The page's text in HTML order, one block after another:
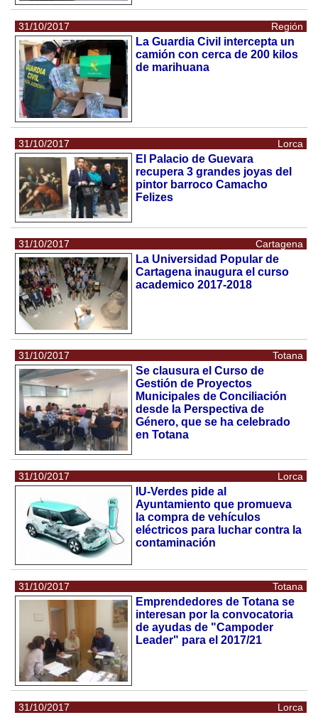
31/10/2017 Región
La Guardia Civil intercepta un
camión con cerca de 200 kilos
de marihuana
31/10/2017 Lorca
El Palacio de Guevara
recupera 3 grandes joyas del
pintor barroco Camacho
Felizes
31/10/2017 Cartagena
La Universidad Popular de
Cartagena inaugura el curso
academico 2017-2018
31/10/2017 Totana
Se clausura el Curso de
Gestión de Proyectos
Municipales de Conciliación
desde la Perspectiva de
Género, que se ha celebrado
en Totana
31/10/2017 Lorca
IU-Verdes pide al
Ayuntamiento que promueva
la compra de vehículos
eléctricos para luchar contra la
contaminación
31/10/2017 Totana
Emprendedores de Totana se
interesan por la convocatoria
de ayudas de "Campoder
Leader" para el 2017/21
31/10/2017 Lorca